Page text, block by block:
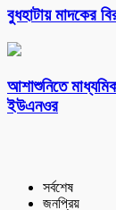
বুধহাটায় মাদকের
আশাশুনিতে
ইউএনওর
সর্বশেষ
জনপ্রিয়